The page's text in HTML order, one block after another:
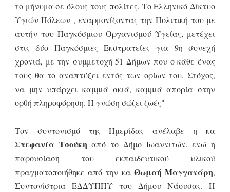
το μήνυμα σε όλους τους πολίτες. Το Ελληνικό Δίκτυο
Υγιών Πόλεων , εναρμονίζοντας την Πολιτική του με
αυτήν του Παγκόσμιου Οργανισμού Υγείας, μετέχει
στις δύο Παγκόσμιες Εκστρατείες για 9η συνεχή
χρονιά, με την συμμετοχή 51 Δήμων που ο κάθε ένας
τους θα το αναπτύξει εντός των ορίων του. Στόχος,
να μην υπάρχει καμμιά σκιά, καμμιά απορία στην
ορθή πληροφόρηση. Η γνώση σώζει ζωές"
Τον συντονισμό της Ημερίδας ανέλαβε η κα
Στεφανία Τσούκη από το Δήμο Ιωαννιτών, ενώ η
παρουσίαση του εκπαιδευτικού υλικού
πραγματοποιήθηκε από την κα Θωμαή Μαγγανάρη,
Συντονίστρια ΕΔΔΥΠΠΥ του Δήμου Νάουσας. Η